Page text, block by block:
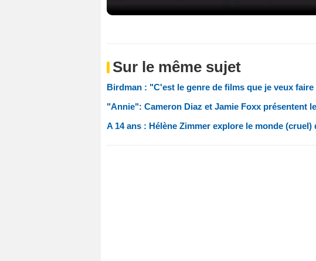
Sur le même sujet
Birdman : "C'est le genre de films que je veux
"Annie": Cameron Diaz et Jamie Foxx présentent
A 14 ans : Hélène Zimmer explore le monde (cruel)